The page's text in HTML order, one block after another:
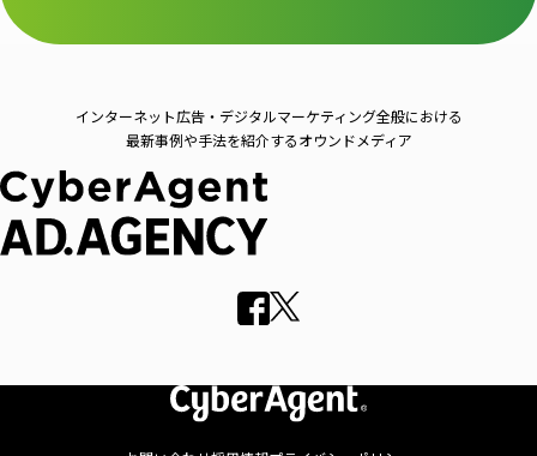
インターネット広告・デジタルマーケティング全般における
最新事例や手法を紹介するオウンドメディア